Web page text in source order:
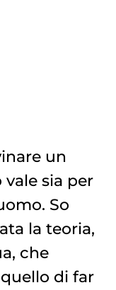
un
sia per
So
la teoria,
che
di far